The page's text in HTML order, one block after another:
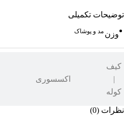
مد و پوشاک
کیف
|
کوله
اکسسوری
توضیحات تکمیلی
وزن
برند
نظرات (0)